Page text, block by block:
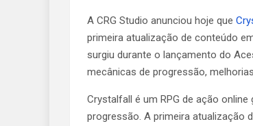
A CRG Studio anunciou hoje que
primeira atualização de conteúdo
surgiu durante o lançamento do
mecânicas de progressão,
Crystalfall é um RPG de ação
progressão. A primeira atualização